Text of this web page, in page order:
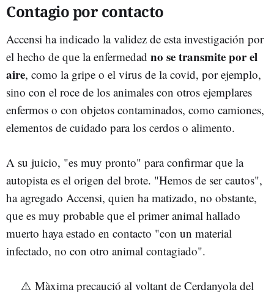
Contagio por contacto
Accensi ha indicado la validez de esta investigación por
el hecho de que la enfermedad no se transmite por el
aire, como la gripe o el virus de la covid, por ejemplo,
sino con el roce de los animales con otros ejemplares
enfermos o con objetos contaminados, como camiones,
elementos de cuidado para los cerdos o alimento.
A su juicio, "es muy pronto" para confirmar que la
autopista es el origen del brote. "Hemos de ser cautos",
ha agregado Accensi, quien ha matizado, no obstante,
que es muy probable que el primer animal hallado
muerto haya estado en contacto "con un material
infectado, no con otro animal contagiado".
⚠️ Màxima precaució al voltant de Cerdanyola del